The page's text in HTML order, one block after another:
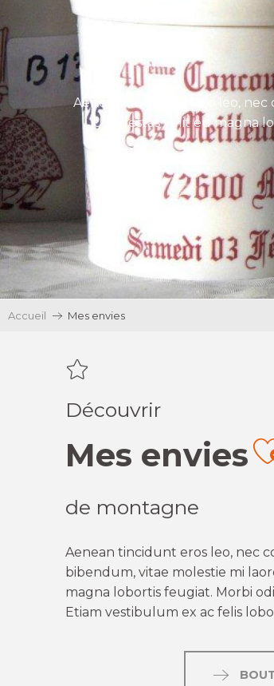
Aenean tincidunt eros leo,
Ut egestas velit eu magna
Accueil Mes envies
Découvrir
Mes envies
de montagne
Aenean tincidunt eros leo, nec
bibendum, vitae molestie mi
magna lobortis feugiat. Morbi
Etiam vestibulum ex ac felis